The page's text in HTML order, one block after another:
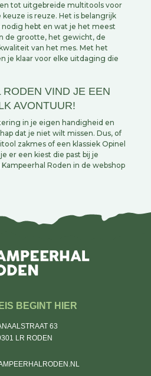
tot uitgebreide multitools voor
is reuze. Het is belangrijk
hebt en wat je het meest
de grootte, het gewicht, de
van het mes. Met het
je klaar voor elke uitdaging die
VIND JE EEN
AVONTUUR!
in je eigen handigheid en
dat je niet wilt missen. Dus, of
zakmes of een klassiek Opinel
er een kiest die past bij je
Roden in de webshop
BEGINT HIER
63
LR RODEN